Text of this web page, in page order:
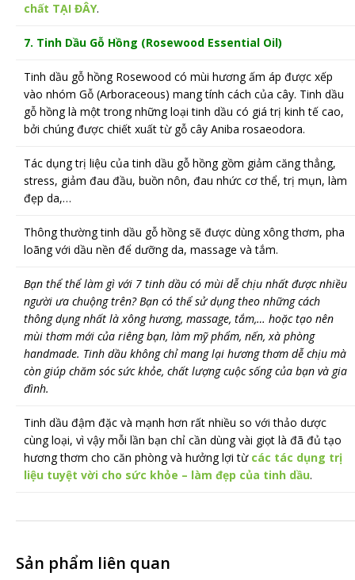
chất TẠI ĐÂY.
7. Tinh Dầu Gỗ Hồng (Rosewood Essential Oil)
Tinh dầu gỗ hồng Rosewood có mùi hương ấm áp được xếp
vào nhóm Gỗ (Arboraceous) mang tính cách của cây. Tinh dầu
gỗ hồng là một trong những loại tinh dầu có giá trị kinh tế cao,
bởi chúng được chiết xuất từ gỗ cây Aniba rosaeodora.
Tác dụng trị liệu của tinh dầu gỗ hồng gồm giảm căng thẳng,
stress, giảm đau đầu, buồn nôn, đau nhức cơ thể, trị mụn, làm
đẹp da,…
Thông thường tinh dầu gỗ hồng sẽ được dùng xông thơm, pha
loãng với dầu nền để dưỡng da, massage và tắm.
Bạn thể thể làm gì với 7 tinh dầu có mùi dễ chịu nhất được nhiều
người ưa chuộng trên? Bạn có thể sử dụng theo những cách
thông dụng nhất là xông hương, massage, tắm,… hoặc tạo nên
mùi thơm mới của riêng bạn, làm mỹ phẩm, nến, xà phòng
handmade. Tinh dầu không chỉ mang lại hương thơm dễ chịu mà
còn giúp chăm sóc sức khỏe, chất lượng cuộc sống của bạn và gia
đình.
Tinh dầu đậm đặc và mạnh hơn rất nhiều so với thảo dược
cùng loại, vì vậy mỗi lần bạn chỉ cần dùng vài giọt là đã đủ tạo
hương thơm cho căn phòng và hưởng lợi từ các tác dụng trị
liệu tuyệt vời cho sức khỏe – làm đẹp của tinh dầu.
Sản phẩm liên quan